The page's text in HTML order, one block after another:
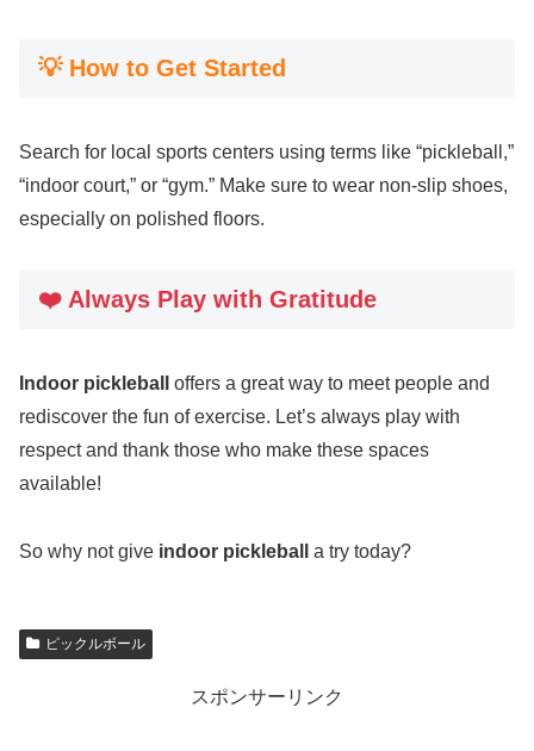
💡 How to Get Started
Search for local sports centers using terms like “pickleball,”
“indoor court,” or “gym.” Make sure to wear non-slip shoes,
especially on polished floors.
❤️ Always Play with Gratitude
Indoor pickleball
offers a great way to meet people and
rediscover the fun of exercise. Let’s always play with
respect and thank those who make these spaces
available!
So why not give indoor pickleball a try today?
ピックルボール
スポンサーリンク